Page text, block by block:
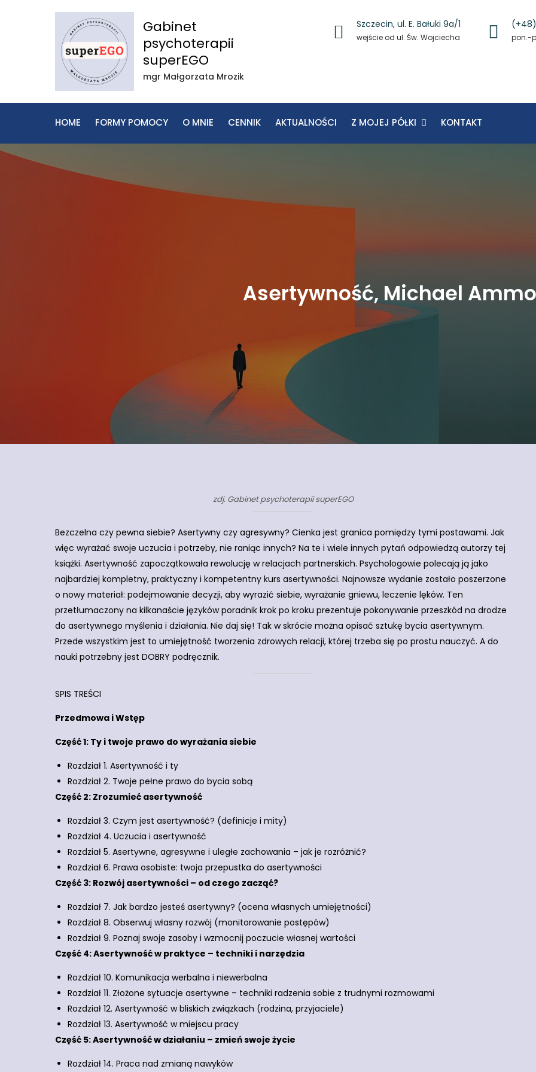
Gabinet
psychoterapii
superEGO
mgr Małgorzata Mrozik
Szczecin, ul. E. Bałuki 9a/1
wejście od ul. Św. Wojciecha pon.-
HOME FORMY POMOCY O MNIE CENNIK AKTUALNOŚCI Z MOJEJ PÓŁKI KONTAKT
Asertywność, Michael
zdj. Gabinet psychoterapii superEGO
Bezczelna czy pewna siebie? Asertywny czy agresywny? Cienka jest granica pomiędzy tymi postawami. Jak
więc wyrażać swoje uczucia i potrzeby, nie raniąc innych? Na te i wiele innych pytań odpowiedzą autorzy tej
książki. Asertywność zapoczątkowała rewolucję w relacjach partnerskich. Psychologowie polecają ją jako
najbardziej kompletny, praktyczny i kompetentny kurs asertywności. Najnowsze wydanie zostało poszerzone
o nowy materiał: podejmowanie decyzji, aby wyrazić siebie, wyrażanie gniewu, leczenie lęków. Ten
przetłumaczony na kilkanaście języków poradnik krok po kroku prezentuje pokonywanie przeszkód na drodze
do asertywnego myślenia i działania. Nie daj się! Tak w skrócie można opisać sztukę bycia asertywnym.
Przede wszystkim jest to umiejętność tworzenia zdrowych relacji, której trzeba się po prostu nauczyć. A do
nauki potrzebny jest DOBRY podręcznik.
SPIS TREŚCI
Przedmowa i Wstęp
Część 1: Ty i twoje prawo do wyrażania siebie
Rozdział 1. Asertywność i ty
Rozdział 2. Twoje pełne prawo do bycia sobą
Część 2: Zrozumieć asertywność
Rozdział 3. Czym jest asertywność? (definicje i mity)
Rozdział 4. Uczucia i asertywność
Rozdział 5. Asertywne, agresywne i uległe zachowania – jak je rozróżnić?
Rozdział 6. Prawa osobiste: twoja przepustka do asertywności
Część 3: Rozwój asertywności – od czego zacząć?
Rozdział 7. Jak bardzo jesteś asertywny? (ocena własnych umiejętności)
Rozdział 8. Obserwuj własny rozwój (monitorowanie postępów)
Rozdział 9. Poznaj swoje zasoby i wzmocnij poczucie własnej wartości
Część 4: Asertywność w praktyce – techniki i narzędzia
Rozdział 10. Komunikacja werbalna i niewerbalna
Rozdział 11. Złożone sytuacje asertywne – techniki radzenia sobie z trudnymi rozmowami
Rozdział 12. Asertywność w bliskich związkach (rodzina, przyjaciele)
Rozdział 13. Asertywność w miejscu pracy
Część 5: Asertywność w działaniu – zmień swoje życie
Rozdział 14. Praca nad zmianą nawyków